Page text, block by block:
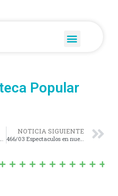
Popular
468/03 Jardin Infantil Nº 905
NOTICIA SIGUIENTE
466/03 Espectaculos en nuestra ciudad